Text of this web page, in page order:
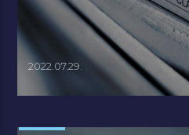
2022.07.29.